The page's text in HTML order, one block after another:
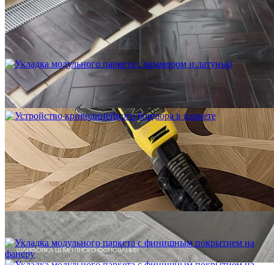
Устройство криволинейного бордюра в паркете
2 500 ₽
Укладка модульного паркета с мрамором и латунью
3 500 ₽